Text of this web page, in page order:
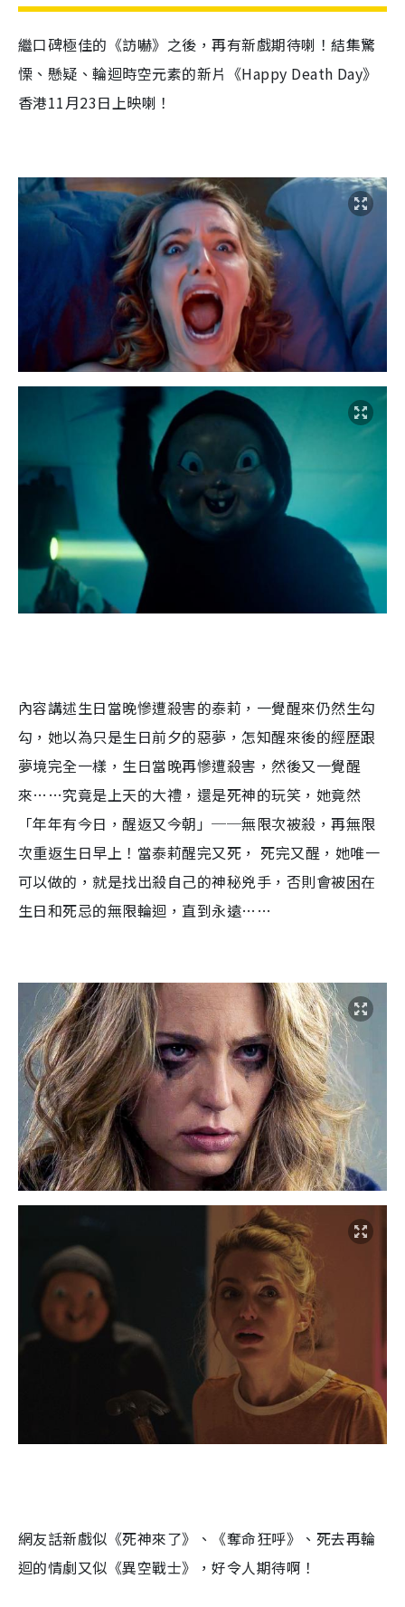
繼口碑極佳的《訪嚇》之後，再有新戲期待喇！結集驚
慄、懸疑、輪迴時空元素的新片《Happy Death Day》
香港11月23日上映喇！
內容講述生日當晚慘遭殺害的泰莉，一覺醒來仍然生勾
勾，她以為只是生日前夕的惡夢，怎知醒來後的經歷跟
夢境完全一樣，生日當晚再慘遭殺害，然後又一覺醒
來……究竟是上天的大禮，還是死神的玩笑，她竟然
「年年有今日，醒返又今朝」──無限次被殺，再無限
次重返生日早上！當泰莉醒完又死， 死完又醒，她唯一
可以做的，就是找出殺自己的神秘兇手，否則會被困在
生日和死忌的無限輪迴，直到永遠……
網友話新戲似《死神來了》、《奪命狂呼》、死去再輪
迴的情劇又似《異空戰士》，好令人期待啊！